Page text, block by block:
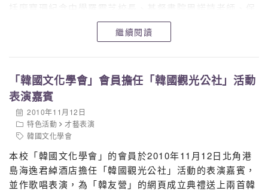
整體的評審結果和展覽詳情，可參閱有關網站的報導內容
http://www.edb.gov.hk/index.aspx?
括廖寶珊紀念中學羅靈芝校長、基督書院周諾詩老師、保
良局慧妍雅集書院張麗婷老師及兩間友校同學合共30人及
黃羡怡家長，場面熱鬧。繼續閱讀
「韓國文化學會」會員擔任「韓國觀光公社」活動
表演嘉賓
2010年11月12日
特色活動
才藝表演
韓國文化學會
本校「韓國文化學會」的會員於2010年11月12日北角港
島海逸君綽酒店擔任「韓國觀光公社」活動的表演嘉賓，
並作歌唱表演，為「韓友營」的網頁成立典禮送上兩首韓